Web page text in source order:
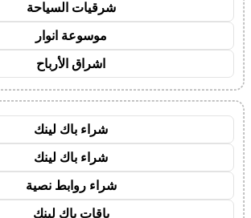
شرقيات السياحة
موسوعة انوار
اشراق الأرباح
شراء باك لينك
شراء باك لينك
شراء روابط نصية
باقات باك لينك